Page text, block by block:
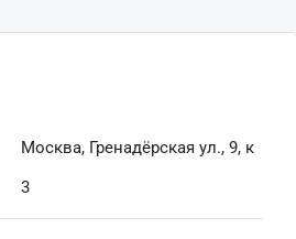
Москва, Гренадёрская ул., 9, к
3